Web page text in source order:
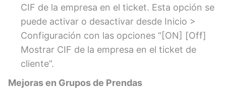
CIF de la empresa en el ticket. Esta opción se
puede activar o desactivar desde Inicio >
Configuración con las opciones “[ON] [Off]
Mostrar CIF de la empresa en el ticket de
cliente”.
Mejoras en Grupos de Prendas